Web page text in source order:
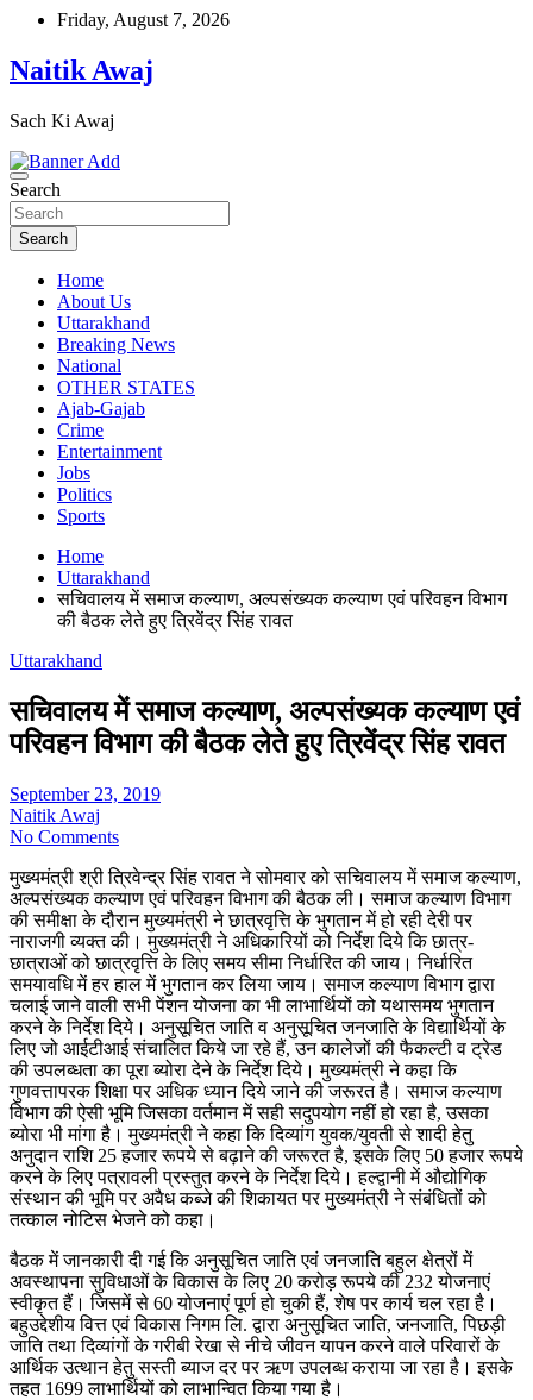
Skip
content
Friday, August 7, 2026
Naitik Awaj
Sach Ki Awaj
Search
Search
Home
About Us
Uttarakhand
Breaking News
National
OTHER STATES
Ajab-Gajab
Crime
Entertainment
Jobs
Politics
Sports
Home
Uttarakhand
सचिवालय में समाज कल्याण, अल्पसंख्यक कल्याण एवं परिवहन विभाग
की बैठक लेते हुए त्रिवेंद्र सिंह रावत
Uttarakhand
सचिवालय में समाज कल्याण, अल्पसंख्यक कल्याण एवं
परिवहन विभाग की बैठक लेते हुए त्रिवेंद्र सिंह रावत
September 23, 2019
Naitik Awaj
No Comments
मुख्यमंत्री श्री त्रिवेन्द्र सिंह रावत ने सोमवार को सचिवालय में समाज कल्याण,
अल्पसंख्यक कल्याण एवं परिवहन विभाग की बैठक ली। समाज कल्याण विभाग
की समीक्षा के दौरान मुख्यमंत्री ने छात्रवृत्ति के भुगतान में हो रही देरी पर
नाराजगी व्यक्त की। मुख्यमंत्री ने अधिकारियों को निर्देश दिये कि छात्र-
छात्राओं को छात्रवृत्ति के लिए समय सीमा निर्धारित की जाय। निर्धारित
समयावधि में हर हाल में भुगतान कर लिया जाय। समाज कल्याण विभाग द्वारा
चलाई जाने वाली सभी पेंशन योजना का भी लाभार्थियों को यथासमय भुगतान
करने के निर्देश दिये। अनुसूचित जाति व अनुसूचित जनजाति के विद्यार्थियों के
लिए जो आईटीआई संचालित किये जा रहे हैं, उन कालेजों की फैकल्टी व ट्रेड
की उपलब्धता का पूरा ब्योरा देने के निर्देश दिये। मुख्यमंत्री ने कहा कि
गुणवत्तापरक शिक्षा पर अधिक ध्यान दिये जाने की जरूरत है। समाज कल्याण
विभाग की ऐसी भूमि जिसका वर्तमान में सही सदुपयोग नहीं हो रहा है, उसका
ब्योरा भी मांगा है। मुख्यमंत्री ने कहा कि दिव्यांग युवक/युवती से शादी हेतु
अनुदान राशि 25 हजार रूपये से बढ़ाने की जरूरत है, इसके लिए 50 हजार रूपये
करने के लिए पत्रावली प्रस्तुत करने के निर्देश दिये। हल्द्वानी में औद्योगिक
संस्थान की भूमि पर अवैध कब्जे की शिकायत पर मुख्यमंत्री ने संबंधितों को
तत्काल नोटिस भेजने को कहा।
बैठक में जानकारी दी गई कि अनुसूचित जाति एवं जनजाति बहुल क्षेत्रों में
अवस्थापना सुविधाओं के विकास के लिए 20 करोड़ रूपये की 232 योजनाएं
स्वीकृत हैं। जिसमें से 60 योजनाएं पूर्ण हो चुकी हैं, शेष पर कार्य चल रहा है।
बहुउद्देशीय वित्त एवं विकास निगम लि. द्वारा अनुसूचित जाति, जनजाति, पिछड़ी
जाति तथा दिव्यांगों के गरीबी रेखा से नीचे जीवन यापन करने वाले परिवारों के
आर्थिक उत्थान हेतु सस्ती ब्याज दर पर ऋण उपलब्ध कराया जा रहा है। इसके
तहत 1699 लाभार्थियों को लाभान्वित किया गया है।